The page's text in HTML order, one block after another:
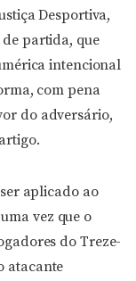
Desportiva,
partida, que
intencional
com pena
do adversário,
aplicado ao
vez que o
do Treze-
atacante